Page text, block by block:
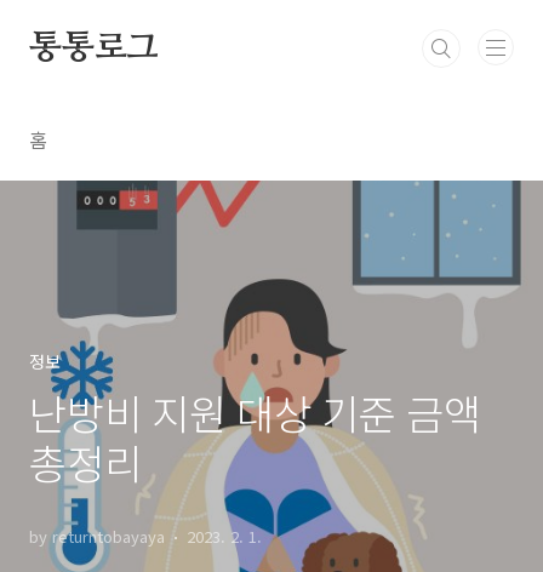
통통로그
홈
정보
난방비 지원 대상 기준 금액
총정리
by returntobayaya 2023. 2. 1.